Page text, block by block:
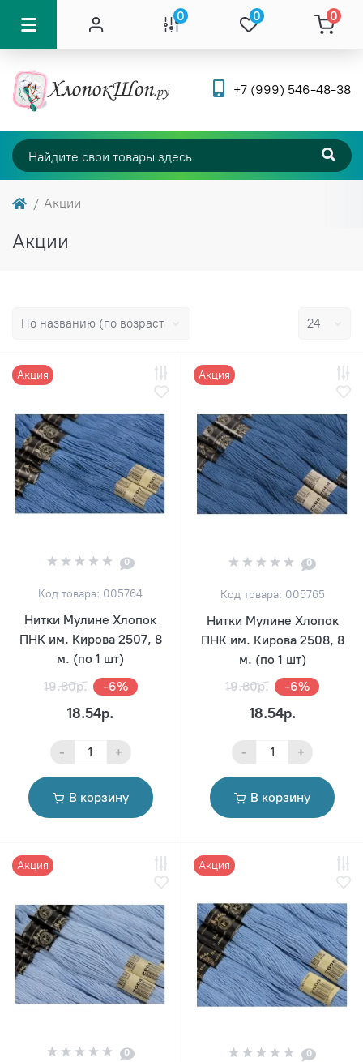
0 0 0
+7 (999) 546-48-38
Акции
Акции
Акция
0
Код товара: 005764
Нитки Мулине Хлопок
ПНК им. Кирова 2507, 8
м. (по 1 шт)
19.80р.
-6%
18.54р.
- +
В корзину
Акция
0
Код товара: 005765
Нитки Мулине Хлопок
ПНК им. Кирова 2508, 8
м. (по 1 шт)
19.80р.
-6%
18.54р.
- +
В корзину
Акция
0
Акция
0